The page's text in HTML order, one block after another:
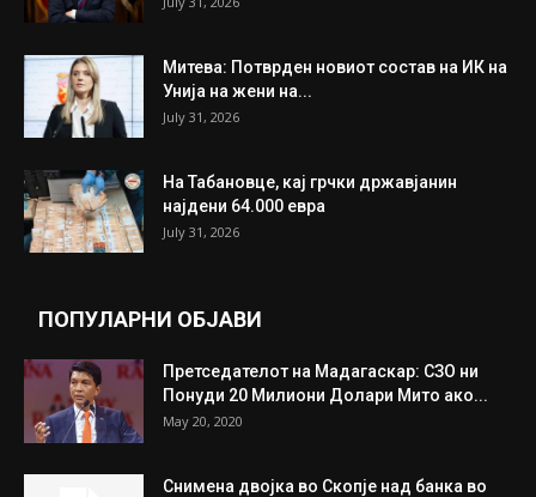
Митева: Потврден новиот состав на ИК на
Унија на жени на...
July 31, 2026
На Табановце, кај грчки државјанин
најдени 64.000 евра
July 31, 2026
ПОПУЛАРНИ ОБЈАВИ
Претседателот на Мадагаскар: СЗО ни
Понуди 20 Милиони Долари Мито ако...
May 20, 2020
Снимена двојка во Скопје над банка во